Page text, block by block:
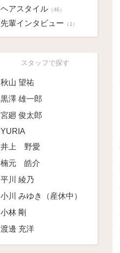
ヘアスタイル （46）
先輩インタビュー （1）
スタッフで探す
秋山 望祐
黒澤 雄一郎
宮廻 俊太郎
YURIA
井上 野愛
楠元 皓介
平川 綾乃
小川 みゆき（産休中）
小林 剛
渡邊 充洋